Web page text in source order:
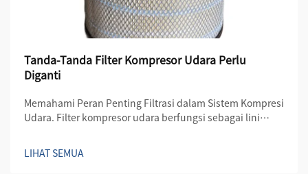
Tanda-Tanda Filter Kompresor Udara Perlu
Diganti
Memahami Peran Penting Filtrasi dalam Sistem Kompresi
Udara. Filter kompresor udara berfungsi sebagai lini
efisiensi sistem udara terkompresi. Komponen penting
ini melindungi baik kompresor maupun sistem dari
LIHAT SEMUA